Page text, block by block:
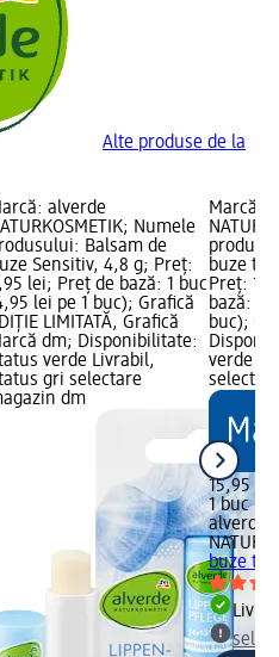
Alte produse de la
alverde
Numele
Balsam de
Sensitiv, 4,8 g; Preț:
lei; Preț de bază: 1 buc
lei pe 1 buc); Grafică
LIMITATĂ, Grafică
dm; Disponibilitate:
verde Livrabil,
gri selectare
dm
Marcă:
buze
Preț:
bază: 1
buc);
verde
15,95 lei
1 buc
alverde
buze